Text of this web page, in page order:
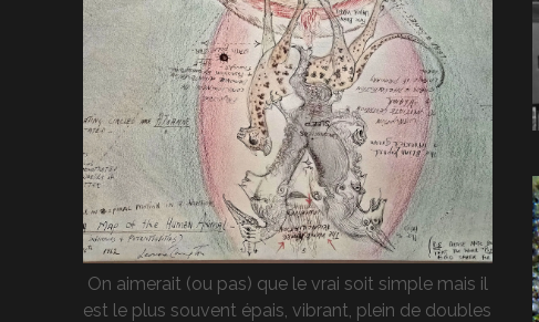
On aimerait (ou pas) que le vrai soit simple mais il
est le plus souvent épais, vibrant, plein de doubles